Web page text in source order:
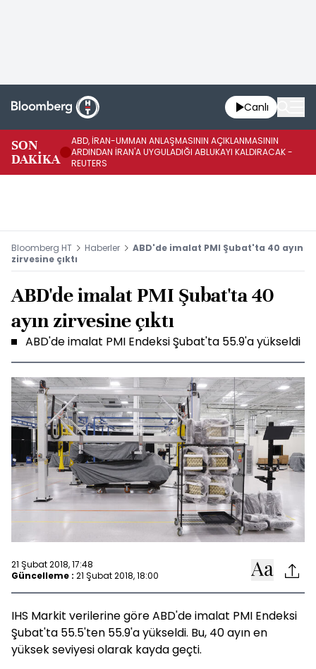
Canlı
SON
DAKİKA
ABD, İRAN-UMMAN ANLAŞMASININ AÇIKLANMASININ
ARDINDAN İRAN'A UYGULADIĞI ABLUKAYI KALDIRACAK -
REUTERS
Bloomberg HT Haberler
ABD'de imalat PMI Şubat'ta 40 ayın
zirvesine çıktı
ABD'de imalat PMI Şubat'ta 40
ayın zirvesine çıktı
ABD'de imalat PMI Endeksi Şubat'ta 55.9'a yükseldi
21 Şubat 2018, 17:48
Güncelleme : 21 Şubat 2018, 18:00
IHS Markit verilerine göre ABD'de imalat PMI Endeksi
Şubat'ta 55.5'ten 55.9'a yükseldi. Bu, 40 ayın en
yüksek seviyesi olarak kayda geçti.